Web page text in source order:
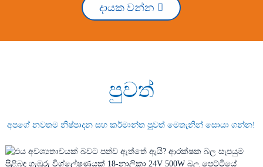
දායක වන්න
පුවත්
අපගේ නවතම නිෂ්පාදන සහ කර්මාන්ත පුවත් මෙතැනින් සොයා ගන්න!